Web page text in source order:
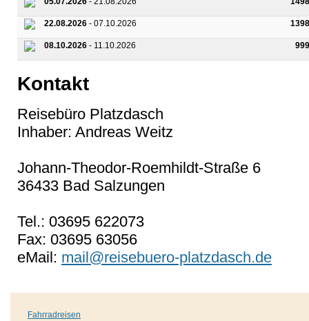
22.08.2026 - 07.10.2026
08.10.2026 - 11.10.2026
Kontakt
Reisebüro Platzdasch
Inhaber: Andreas Weitz
Johann-Theodor-Roemhildt-Straße 6
36433 Bad Salzungen
Tel.: 03695 622073
Fax: 03695 63056
eMail: mail@reisebuero-platzdasch.de
Fahrradreisen